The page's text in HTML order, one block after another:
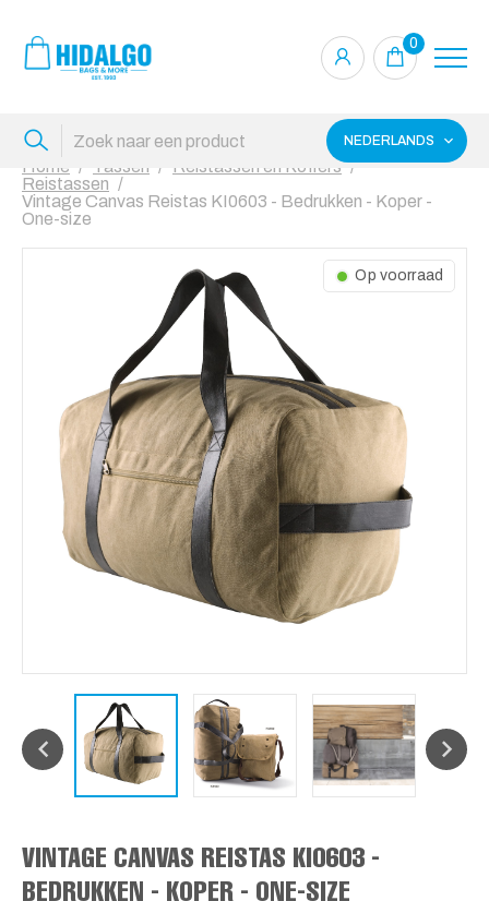
0
NEDERLANDS
Home Tassen
Reistassen en Koffers
Reistassen
Vintage Canvas Reistas KI0603 - Bedrukken - Koper -
One-size
Op voorraad
VINTAGE CANVAS REISTAS KI0603 -
BEDRUKKEN - KOPER - ONE-SIZE